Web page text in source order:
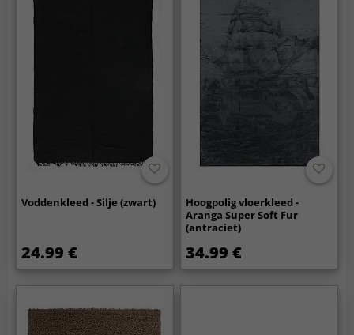
Voddenkleed - Silje (zwart)
24.99 €
Hoogpolig vloerkleed -
Aranga Super Soft Fur
(antraciet)
34.99 €